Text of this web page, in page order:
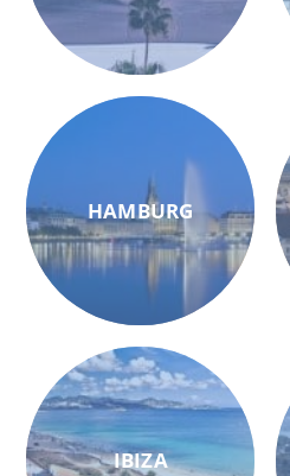
HAMBURG
IBIZA